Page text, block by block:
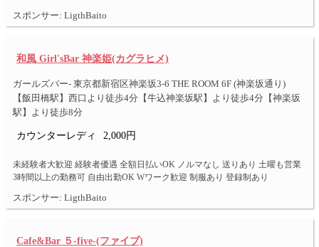
スポンサー: LigthBaito
和風 Girl'sBar 神楽姫(カグラヒメ)
ガールズバー- 東京都新宿区神楽坂3-6 THE ROOM 6F (神楽坂通り)
【飯田橋駅】西口より徒歩4分【牛込神楽坂駅】より徒歩4分【神楽坂
駅】より徒歩8分
カウンターレディ 2,000円
未経験者大歓迎 経験者優遇 全額日払いOK ノルマなし 送りあり 土曜も営業
3時間以上の勤務可 自由出勤OK Wワーク歓迎 制服あり 登録制あり
スポンサー: LigthBaito
Cafe&Bar ５-five-(ファイブ)